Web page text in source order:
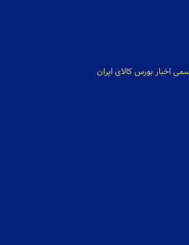
اخبار بورس کالای ایران